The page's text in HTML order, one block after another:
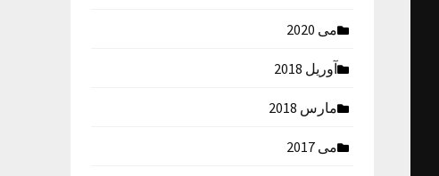
می 2020
آوریل 2018
مارس 2018
می 2017